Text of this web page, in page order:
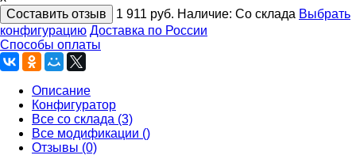
Составить отзыв
1 911 руб. Наличие: Со склада Выбрать
конфигурацию Доставка по России
Способы оплаты
Описание
Конфигуратор
Все со склада (3)
Все модификации ()
Отзывы (0)